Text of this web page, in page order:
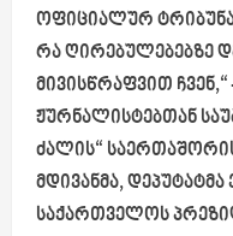
ოფიციალურ
რა ღირებულებებზე
მივისწრაფვით ჩვენ,“
ჟურნალისტებთან
ძალის“
მდივანმა, დეპუტატმა
საქართველოს